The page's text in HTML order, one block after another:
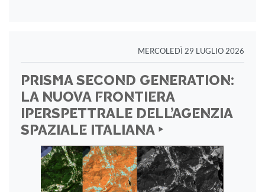
MERCOLEDÌ 29 LUGLIO 2026
PRISMA SECOND GENERATION:
LA NUOVA FRONTIERA
IPERSPETTRALE DELL’AGENZIA
SPAZIALE ITALIANA ‣